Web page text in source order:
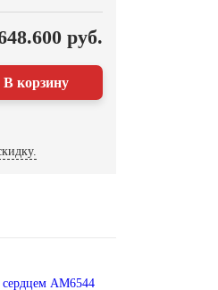
руб.
В корзину